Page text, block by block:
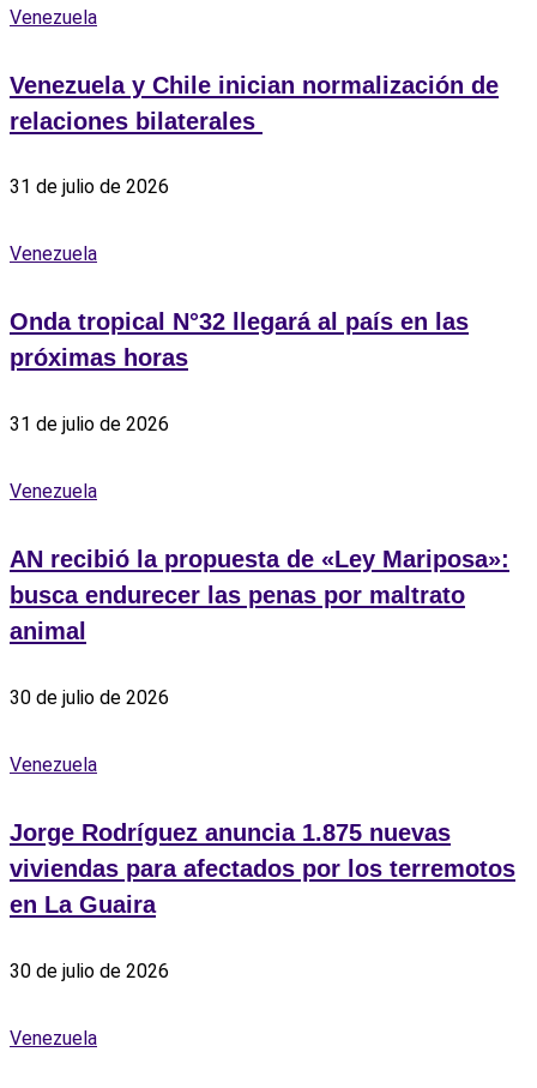
Venezuela
Venezuela y Chile inician normalización de
relaciones bilaterales ‎
31 de julio de 2026
Venezuela
Onda tropical N°32 llegará al país en las
próximas horas
31 de julio de 2026
Venezuela
AN recibió la propuesta de «Ley Mariposa»:
busca endurecer las penas por maltrato
animal
30 de julio de 2026
Venezuela
Jorge Rodríguez anuncia 1.875 nuevas
viviendas para afectados por los terremotos
en La Guaira
30 de julio de 2026
Venezuela